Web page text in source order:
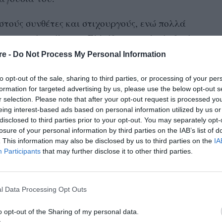
- Do Not Process My Personal Information
opt-out of the sale, sharing to third parties, or processing of your
for targeted advertising by us, please use the below opt-out
selection. Please note that after your opt-out request is processed
interest-based ads based on personal information utilized by us
to third parties prior to your opt-out. You may separately
of your personal information by third parties on the IAB’s list of
This information may also be disclosed by us to third parties on the
Participants that may further disclose it to other third parties.
Data Processing Opt Outs
opt-out of the Sharing of my personal data.
συνθέτες και στιχουργούς, ενώ πολλά
σε όλη την Ελλάδα αποτελούν δικές
κάποιος, δεν μπορεί να μην αναγνωρίσει το
του και την καλοσύνη που
ξεχωρίσαμε τρία τραγούδια του που δεν θα